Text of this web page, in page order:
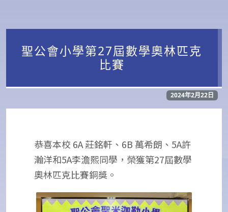
聖公會小學第27屆數學奧林匹克
比賽
2024年2月22日
恭喜本校 6A 莊銘軒、6B 萬希朗、5A許
瀚洋和5A李澹熙同學，榮獲第27屆數學
奧林匹克比賽銅獎。